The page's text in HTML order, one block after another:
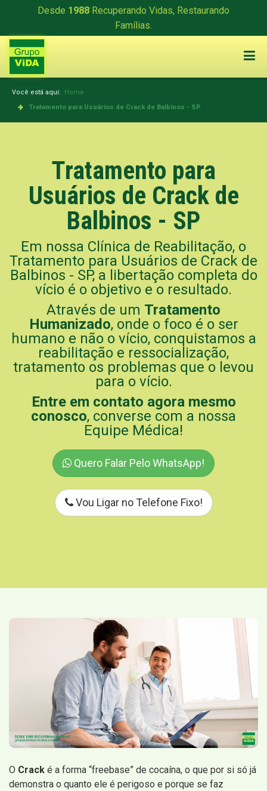
Desde 1988 Recuperando Vidas, Restaurando
Famílias.
Você está aqui: Home
Tratamento para Usuários de Crack de Balbinos - SP
Tratamento para
Usuários de Crack de
Balbinos - SP
Em nossa Clínica de Reabilitação, o
Tratamento para Usuários de Crack de
Balbinos - SP, a libertação completa do
vício é o objetivo e o resultado.
Através de um Tratamento
Humanizado, onde o foco é o ser
humano e não o vício, conquistamos a
reabilitação e ressocialização,
tratamento os problemas que o levou
para o vício.
Entre em contato agora mesmo
conosco, converse com a nossa
Equipe Médica!
Quero Falar Pelo WhatsApp!
Vou Ligar no Telefone Fixo!
O Crack é a forma “freebase” de cocaína, o que por si só já
demonstra o quanto ele é perigoso e porque se faz